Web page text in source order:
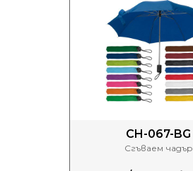
CH-067-BG
Сгъваем чадър